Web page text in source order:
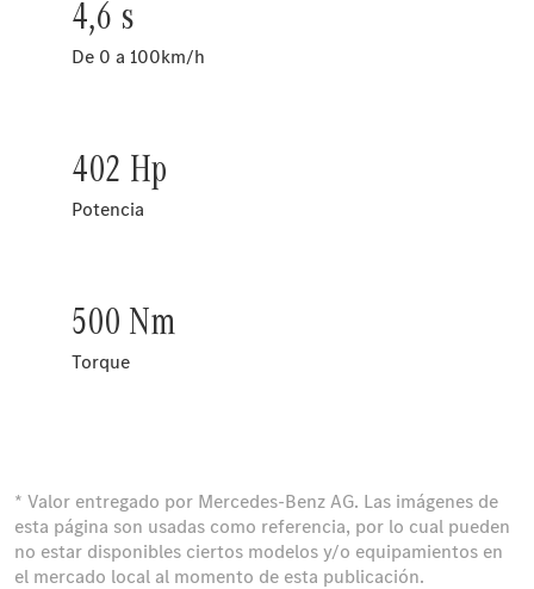
4,6 s
De 0 a 100km/h
402 Hp
Potencia
500 Nm
Torque
* Valor entregado por Mercedes-Benz AG. Las imágenes de
esta página son usadas como referencia, por lo cual pueden
no estar disponibles ciertos modelos y/o equipamientos en
el mercado local al momento de esta publicación.